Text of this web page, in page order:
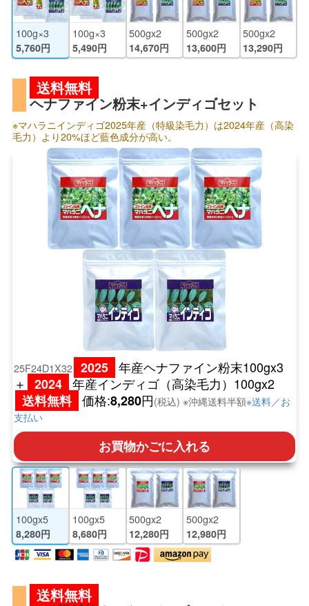
100g×3
5,760円
100g×3
5,490円
500gx2
14,670円
500gx2
13,600円
500gx2
13,290円
送料無料
ヘナファイン粉末+インディゴセット
※マハラニインディゴ2025年産（特級染毛力）は2024年産（高染
毛力）より20%ほど藍色成分が高い。
25F24D1X32 2025 年産ヘナファイン粉末100gx3
＋
2024 年産インディゴ（高染毛力）100gx2
送料無料 価格:8,280円(税込) ※沖縄送料半額※送料／お
支払い
お買物かごに入れる
100gx5
8,280円
100gx5
8,680円
500gx2
12,280円
500gx2
12,980円
送料無料